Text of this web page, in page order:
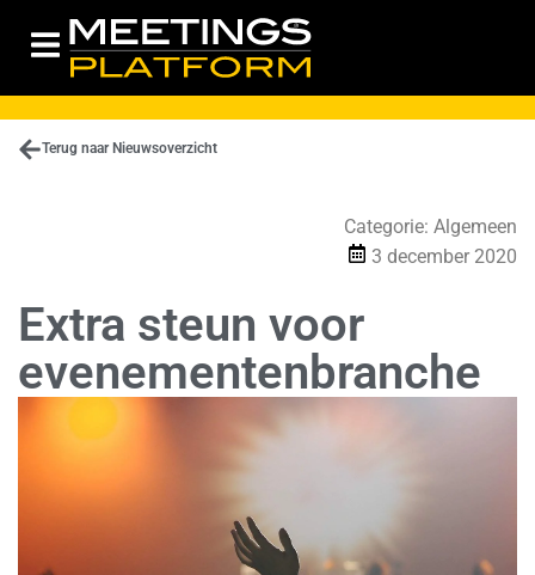
Terug naar Nieuwsoverzicht
Categorie: Algemeen
3 december 2020
Extra steun voor
evenementenbranche